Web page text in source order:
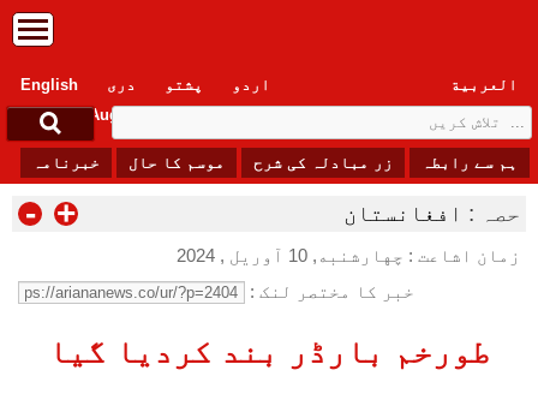
English دری پشتو العربیة
اردو
Friday, 7 August , 2026
ہم سے رابطہ زر مبادلہ کی شرح موسم کا حال خبرنامہ
حصہ : افغانستان - +
زمان اشاعت : چهارشنبه, 10 آوریل , 2024
خبر کا مختصر لنک :
طورخم بارڈر بند کردیا گیا